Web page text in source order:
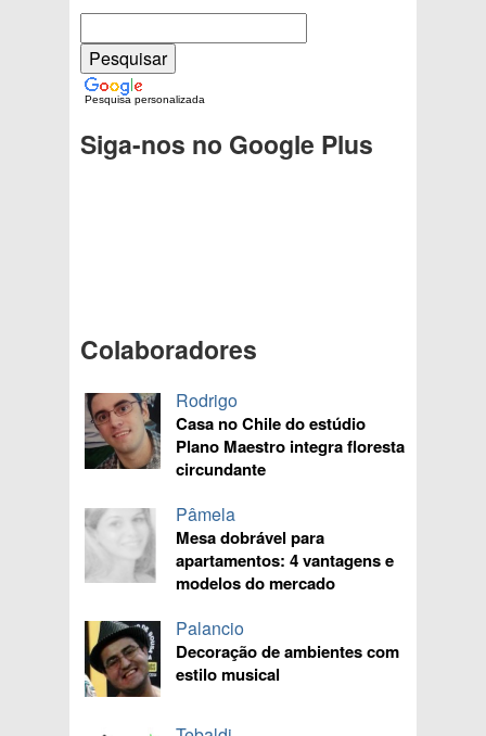
Pesquisa personalizada
Siga-nos no Google Plus
Colaboradores
Rodrigo
Casa no Chile do estúdio
Plano Maestro integra floresta
circundante
Pâmela
Mesa dobrável para
apartamentos: 4 vantagens e
modelos do mercado
Palancio
Decoração de ambientes com
estilo musical